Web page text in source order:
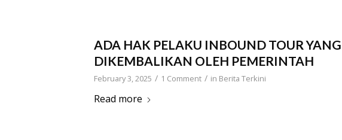
ADA HAK PELAKU INBOUND TOUR
DIKEMBALIKAN OLEH PEMERINTAH
February 3, 2025 / 1 Comment / in Berita Terkini
Read more